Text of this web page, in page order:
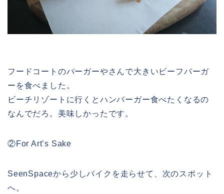
フードコートのバーガーやさんで大きいビーフバーガ
ーを食べました。
ビーチリゾートに行くとハンバーガー食べたくなるの
なんでだろ。美味しかったです。
②For Art’s Sake
SeenSpaceから少しバイクを走らせて、次のスポット
へ。